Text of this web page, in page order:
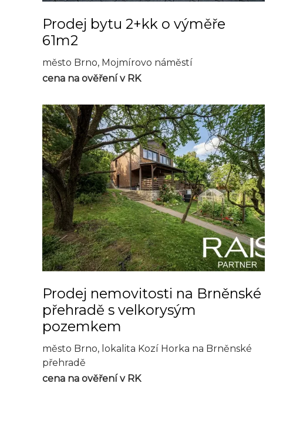
Prodej bytu 2+kk o výměře
61m2
město Brno, Mojmírovo náměstí
cena na ověření v RK
Prodej nemovitosti na Brněnské
přehradě s velkorysým
pozemkem
město Brno, lokalita Kozí Horka na Brněnské
přehradě
cena na ověření v RK